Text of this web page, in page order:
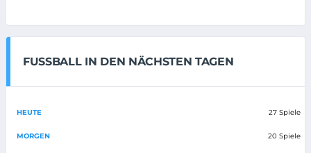
FUSSBALL IN DEN NÄCHSTEN TAGEN
HEUTE 27 Spiele
MORGEN 20 Spiele